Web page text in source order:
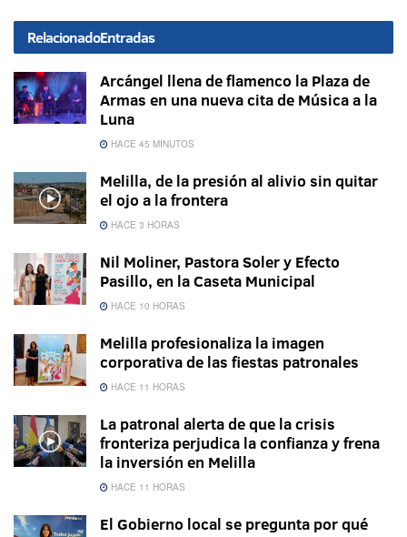
RelacionadoEntradas
Arcángel llena de flamenco la Plaza de
Armas en una nueva cita de Música a la
Luna
HACE 45 MINUTOS
Melilla, de la presión al alivio sin quitar
el ojo a la frontera
HACE 3 HORAS
Nil Moliner, Pastora Soler y Efecto
Pasillo, en la Caseta Municipal
HACE 10 HORAS
Melilla profesionaliza la imagen
corporativa de las fiestas patronales
HACE 11 HORAS
La patronal alerta de que la crisis
fronteriza perjudica la confianza y frena
la inversión en Melilla
HACE 11 HORAS
El Gobierno local se pregunta por qué